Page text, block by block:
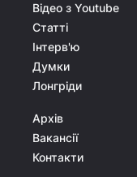
Відео з Youtube
Статті
Інтерв'ю
Думки
Лонгріди
Архів
Вакансії
Контакти